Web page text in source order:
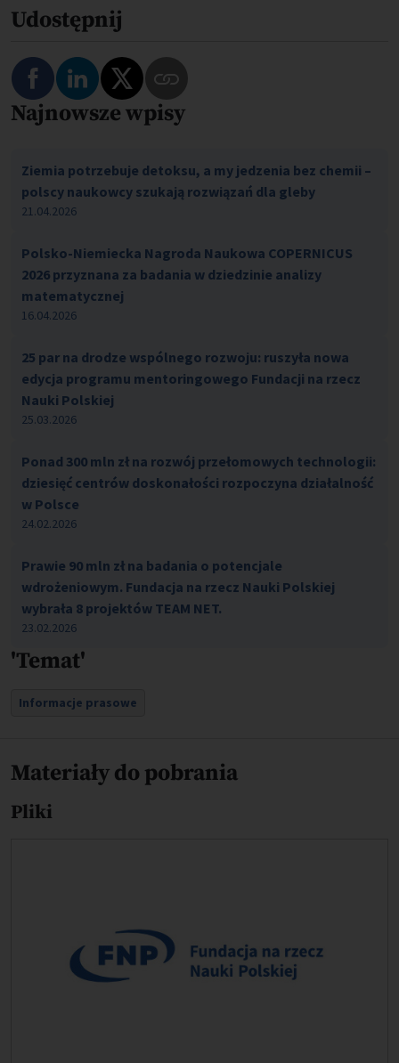
Udostępnij
Najnowsze wpisy
Ziemia potrzebuje detoksu, a my jedzenia bez chemii –
polscy naukowcy szukają rozwiązań dla gleby
21.04.2026
Polsko-Niemiecka Nagroda Naukowa COPERNICUS
2026 przyznana za badania w dziedzinie analizy
matematycznej
16.04.2026
25 par na drodze wspólnego rozwoju: ruszyła nowa
edycja programu mentoringowego Fundacji na rzecz
Nauki Polskiej
25.03.2026
Ponad 300 mln zł na rozwój przełomowych technologii:
dziesięć centrów doskonałości rozpoczyna działalność
w Polsce
24.02.2026
Prawie 90 mln zł na badania o potencjale
wdrożeniowym. Fundacja na rzecz Nauki Polskiej
wybrała 8 projektów TEAM NET.
23.02.2026
'Temat'
Informacje prasowe
Materiały do pobrania
Pliki